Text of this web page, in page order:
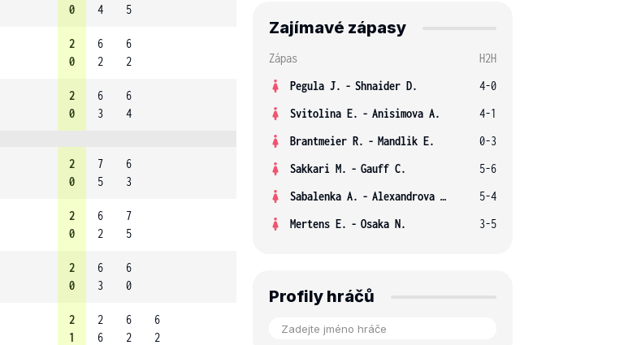
0
4
5
2
0
6
2
6
2
2
0
6
3
6
4
2
0
7
5
6
3
2
0
6
2
7
5
2
0
6
3
6
0
2
1
2
6
6
2
6
2
Zajímavé zápasy
Zápas
H2H
Pegula J. - Shnaider D.
4-0
Svitolina E. - Anisimova A.
4-1
Brantmeier R. - Mandlik E.
0-3
Sakkari M. - Gauff C.
5-6
Sabalenka A. - Alexandrova E.
5-4
Mertens E. - Osaka N. 3-5
Profily hráčů